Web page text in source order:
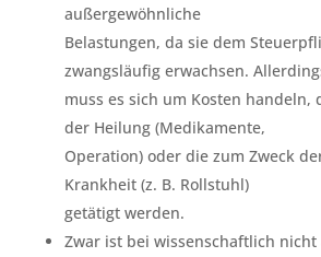
außergewöhnliche
Belastungen, da sie dem
zwangsläufig erwachsen.
muss es sich um Kosten handeln,
der Heilung (Medikamente,
Operation) oder die zum Zweck
Krankheit (z. B. Rollstuhl)
getätigt werden.
Zwar ist bei wissenschaftlich